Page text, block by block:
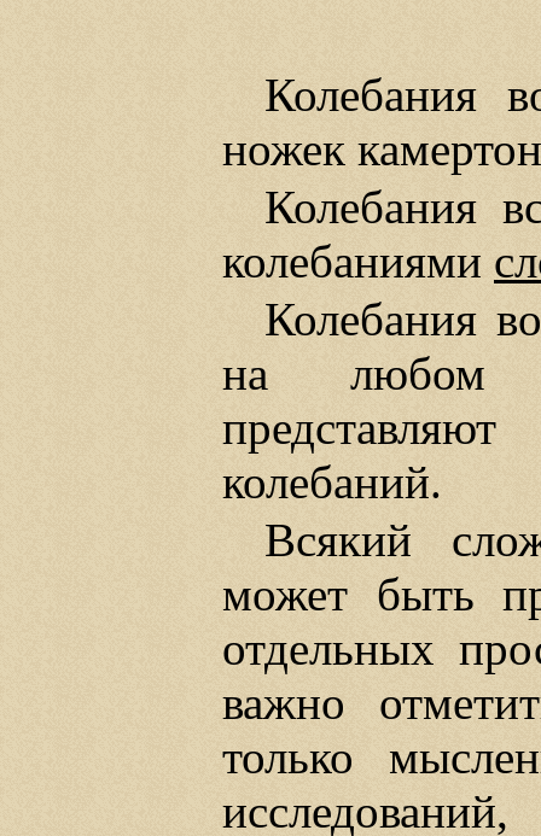
Колебания
ножек
Колебания
колебаниями
Колебания
на любом
колебаний.
Всякий
может быть
отдельных
важно
только